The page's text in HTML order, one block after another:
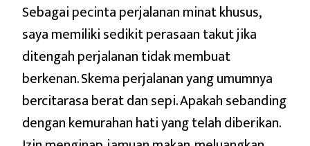
Sebagai pecinta perjalanan minat khusus,
saya memiliki sedikit perasaan takut jika
ditengah perjalanan tidak membuat
berkenan. Skema perjalanan yang umumnya
bercitarasa berat dan sepi. Apakah sebanding
dengan kemurahan hati yang telah diberikan.